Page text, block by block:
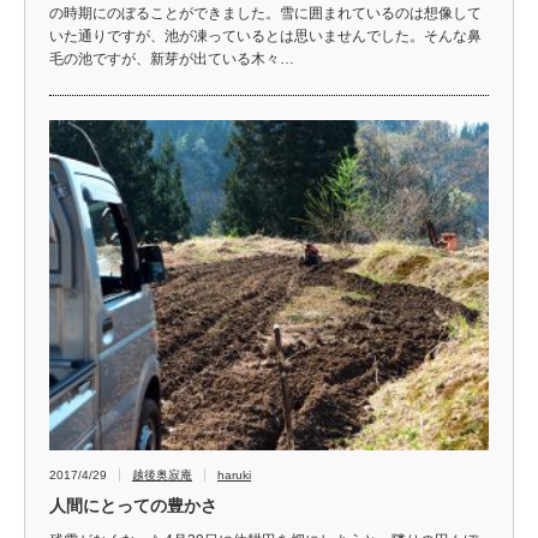
の時期にのぼることができました。雪に囲まれているのは想像して
いた通りですが、池が凍っているとは思いませんでした。そんな鼻
毛の池ですが、新芽が出ている木々…
2017/4/29 越後奥寂庵 haruki
人間にとっての豊かさ